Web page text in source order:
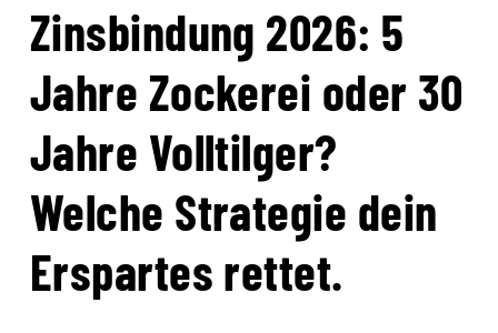
Zinsbindung 2026: 5
Jahre Zockerei oder 30
Jahre Volltilger?
Welche Strategie dein
Erspartes rettet.